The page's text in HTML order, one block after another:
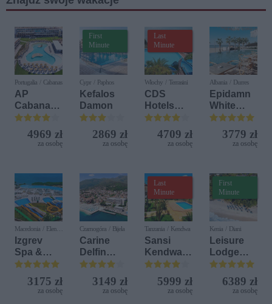
Nieśpielak
Portugalia / Cabanas
AP
Cabanas
Beach &
Nature
4969 zł
za osobę
First
Minute
Cypr / Paphos
Kefalos
Damon
2869 zł
za osobę
Last
Minute
Włochy / Terrasini
CDS
Hotels
Terrasini
(ex. Citta
del Mare)
4709 zł
za osobę
Albania / Durres
Epidamn
White
Sensation
3779 zł
za osobę
Macedonia / Elen
Kamen
Izgrev
Spa &
Aquapark
3175 zł
za osobę
Czarnogóra / Bijela
Carine
Delfin
Bijela (ex.
Iberostar
Bijela
3149 zł
za osobę
Last
Minute
Tanzania / Kendwa
Sansi
Kendwa
Beach
Resort
5999 zł
za osobę
First
Minute
Kenia / Diani
Leisure
Lodge
Beach &
Golf
Resort by
Diamonds
6389 zł
za osobę